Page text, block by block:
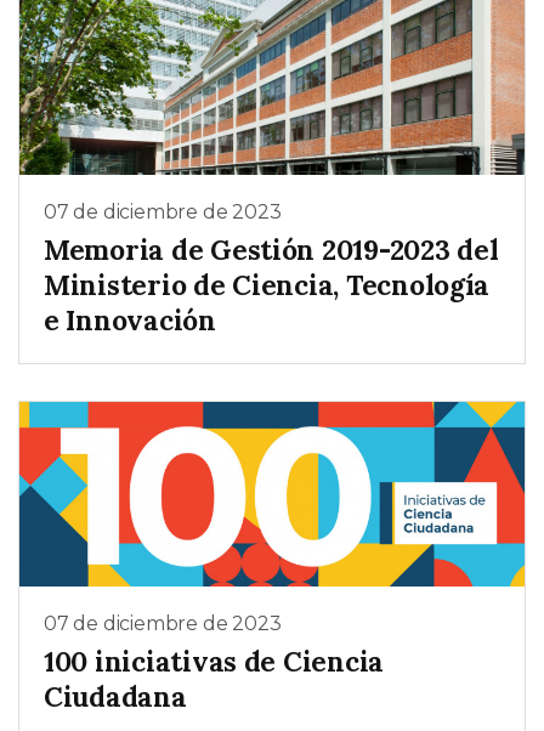
07 de diciembre de 2023
Memoria de Gestión 2019-2023 del
Ministerio de Ciencia, Tecnología
e Innovación
07 de diciembre de 2023
100 iniciativas de Ciencia
Ciudadana